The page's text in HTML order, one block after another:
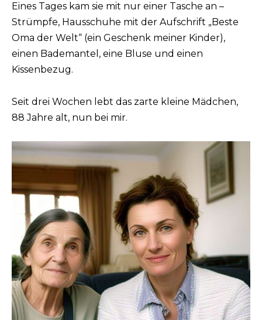
Eines Tages kam sie mit nur einer Tasche an –
Strümpfe, Hausschuhe mit der Aufschrift „Beste
Oma der Welt“ (ein Geschenk meiner Kinder),
einen Bademantel, eine Bluse und einen
Kissenbezug.
Seit drei Wochen lebt das zarte kleine Mädchen,
88 Jahre alt, nun bei mir.